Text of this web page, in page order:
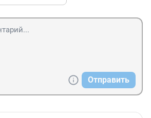
Отправить